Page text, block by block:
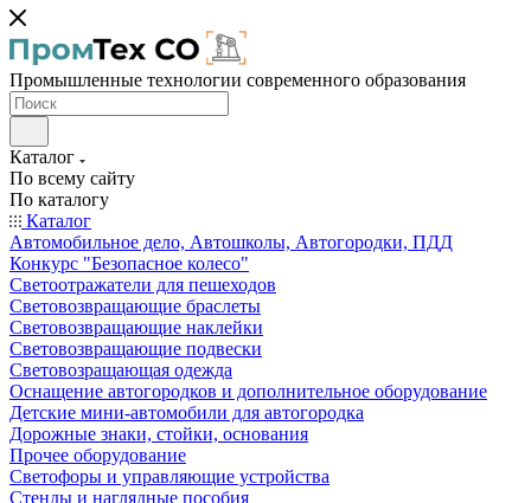
Промышленные технологии современного образования
Каталог
По всему сайту
По каталогу
Каталог
Автомобильное дело, Автошколы, Автогородки, ПДД
Конкурс "Безопасное колесо"
Светоотражатели для пешеходов
Световозвращающие браслеты
Световозвращающие наклейки
Световозвращающие подвески
Световозращающая одежда
Оснащение автогородков и дополнительное оборудование
Детские мини-автомобили для автогородка
Дорожные знаки, стойки, основания
Прочее оборудование
Светофоры и управляющие устройства
Стенды и наглядные пособия